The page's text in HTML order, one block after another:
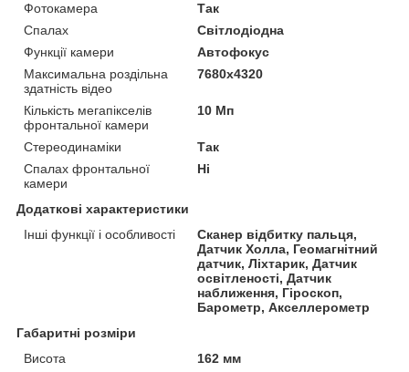
Фотокамера
Так
Спалах
Світлодіодна
Функції камери
Автофокус
Максимальна роздільна
здатність відео
7680x4320
Кількість мегапікселів
фронтальної камери
10 Мп
Стереодинаміки
Так
Спалах фронтальної
камери
Ні
Додаткові характеристики
Інші функції і особливості
Сканер відбитку пальця,
Датчик Холла, Геомагнітний
датчик, Ліхтарик, Датчик
освітленості, Датчик
наближення, Гіроскоп,
Барометр, Акселлерометр
Габаритні розміри
Висота
162 мм